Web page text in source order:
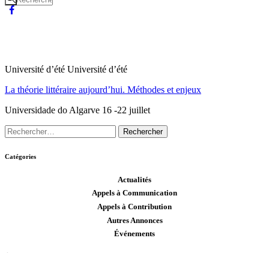
Université d’été Université d’été
La théorie littéraire aujourd’hui. Méthodes et enjeux
Universidade do Algarve 16 -22 juillet
Catégories
Actualités
Appels à Communication
Appels à Contribution
Autres Annonces
Événements